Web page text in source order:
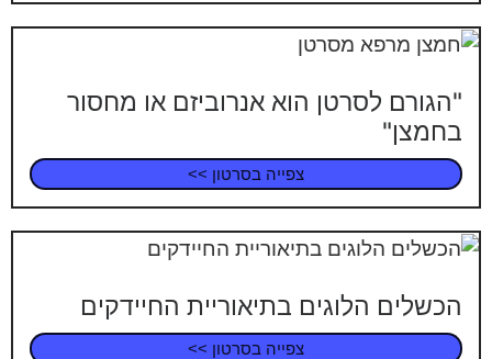
"הגורם לסרטן הוא אנרוביזם או מחסור
בחמצן"
צפייה בסרטון >>
הכשלים הלוגים בתיאוריית החיידקים
צפייה בסרטון >>